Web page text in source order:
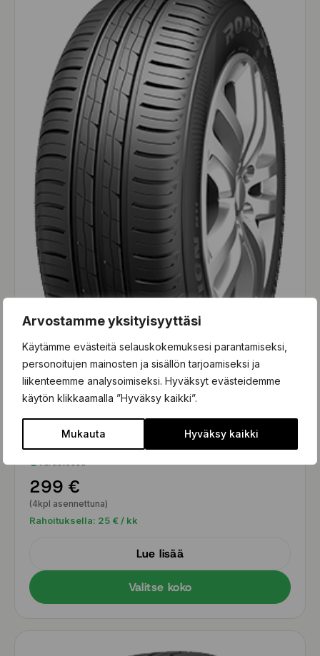
Arvostamme yksityisyyttäsi
Käytämme evästeitä selauskokemuksesi parantamiseksi,
personoitujen mainosten ja sisällön tarjoamiseksi ja
liikenteemme analysoimiseksi. Hyväksyt evästeidemme
käytön klikkaamalla ”Hyväksy kaikki”.
Mukauta Hyväksy kaikki
Roadx RXMOTION H11
155/80R13 ROADX RXMOTION H11 79T
299 €
(4kpl asennettuna)
Rahoituksella: 25 € / kk
Lue lisää
Valitse koko